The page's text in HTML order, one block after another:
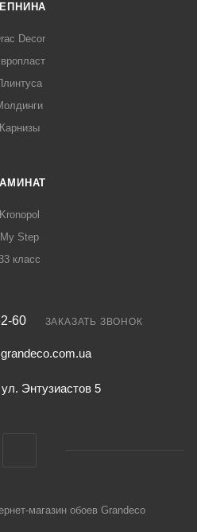
Decor
Карнизы
Kronopol
My Step
33 класс
60 ЗАКАЗАТЬ ЗВОНОК
ул. Энтузиастов 5
магазин обоев Grandeco